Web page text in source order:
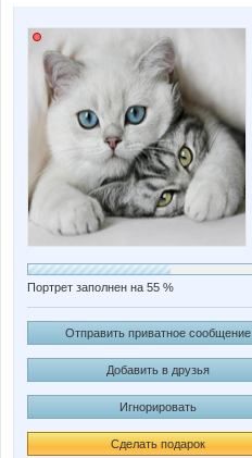
Портрет заполнен на 55 %
Отправить приватное сообщение
Добавить в друзья
Игнорировать
Сделать подарок